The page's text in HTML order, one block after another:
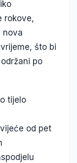
rokove,
nova
što bi
po
tijelo
od pet